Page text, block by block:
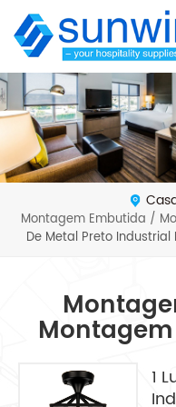
De Metal Preto
1